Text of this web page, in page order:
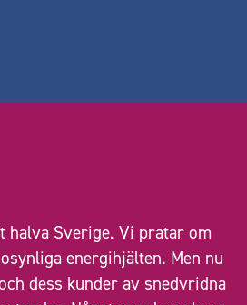
halva Sverige. Vi pratar om
energihjälten. Men nu
dess kunder av snedvridna